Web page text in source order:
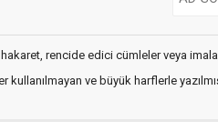
rencide edici cümleler veya
kullanılmayan ve büyük harflerle